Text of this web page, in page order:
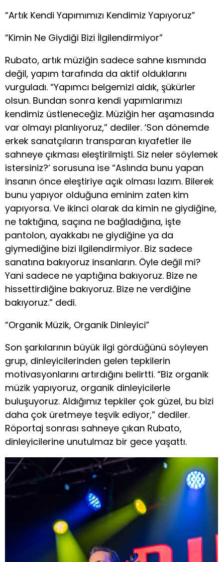
“Artık Kendi Yapımımızı Kendimiz Yapıyoruz”
“Kimin Ne Giydiği Bizi İlgilendirmiyor”
Rubato, artık müziğin sadece sahne kısmında
değil, yapım tarafında da aktif olduklarını
vurguladı. “Yapımcı belgemizi aldık, şükürler
olsun. Bundan sonra kendi yapımlarımızı
kendimiz üstleneceğiz. Müziğin her aşamasında
var olmayı planlıyoruz,” dediler. ‘Son dönemde
erkek sanatçıların transparan kıyafetler ile
sahneye çıkması eleştirilmişti. Siz neler söylemek
istersiniz?’ sorusuna ise “Aslında bunu yapan
insanın önce eleştiriye açık olması lazım. Bilerek
bunu yapıyor olduğuna eminim zaten kim
yapıyorsa. Ve ikinci olarak da kimin ne giydiğine,
ne taktığına, saçına ne bağladığına, işte
pantolon, ayakkabı ne giydiğine ya da
giymediğine bizi ilgilendirmiyor. Biz sadece
sanatına bakıyoruz insanların. Öyle değil mi?
Yani sadece ne yaptığına bakıyoruz. Bize ne
hissettirdiğine bakıyoruz. Bize ne verdiğine
bakıyoruz.” dedi.
“Organik Müzik, Organik Dinleyici”
Son şarkılarının büyük ilgi gördüğünü söyleyen
grup, dinleyicilerinden gelen tepkilerin
motivasyonlarını artırdığını belirtti. “Biz organik
müzik yapıyoruz, organik dinleyicilerle
buluşuyoruz. Aldığımız tepkiler çok güzel, bu bizi
daha çok üretmeye teşvik ediyor,” dediler.
Röportaj sonrası sahneye çıkan Rubato,
dinleyicilerine unutulmaz bir gece yaşattı.